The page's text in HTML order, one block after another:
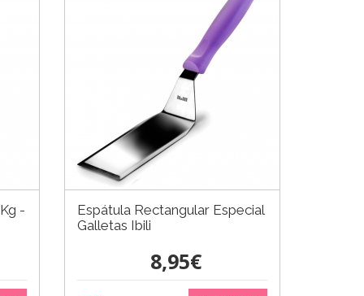
-
Espátula Rectangular Especial
Galletas Ibili
8,95€